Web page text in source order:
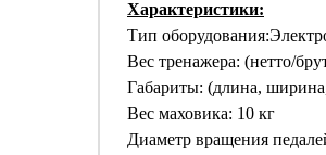
Характеристики:
Тип
Вес тренажера: (нетто/
Габариты: (длина,
Вес маховика: 10 кг
Диаметр вращения